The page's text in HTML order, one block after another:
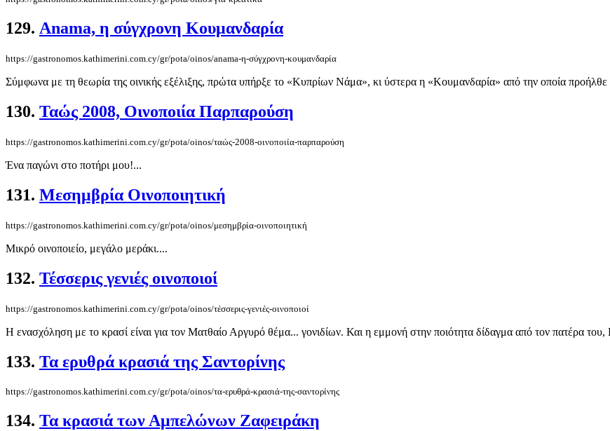
129. Anama, η σύγχρονη Κουμανδαρία
https://gastronomos.kathimerini.com.cy/gr/pota/oinos/anama-η-σύγχρονη-κουμανδαρία
Σύμφωνα με τη θεωρία της οινικής εξέλιξης, πρώτα υπήρξε το «Κυπρίων Νάμα», κι ύστερα η «Κουμανδαρία» από την οποία
130. Ταώς 2008, Oινοποιία Παρπαρούση
https://gastronomos.kathimerini.com.cy/gr/pota/oinos/ταώς-2008-oινοποιία-παρπαρούση
Ένα παγώνι στο ποτήρι μου!...
131. Μεσημβρία Οινοποιητική
https://gastronomos.kathimerini.com.cy/gr/pota/oinos/μεσημβρία-οινοποιητική
Μικρό οινοποιείο, μεγάλο μεράκι....
132. Τέσσερις γενιές οινοποιοί
https://gastronomos.kathimerini.com.cy/gr/pota/oinos/τέσσερις-γενιές-οινοποιοί
Η ενασχόληση με το κρασί είναι για τον Ματθαίο Αργυρό θέμα... γονιδίων. Και η εμμονή στην ποιότητα δίδαγμα από τον πατέρα του,
133. Τα ερυθρά κρασιά της Σαντορίνης
https://gastronomos.kathimerini.com.cy/gr/pota/oinos/τα-ερυθρά-κρασιά-της-σαντορίνης
134. Τα κρασιά των Αμπελώνων Ζαφειράκη